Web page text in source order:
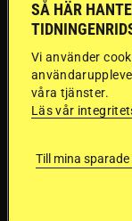
SVERIGE
SÅ HÄR
Vi använder
våra tjänster.
Läs vår
Till mina sparade